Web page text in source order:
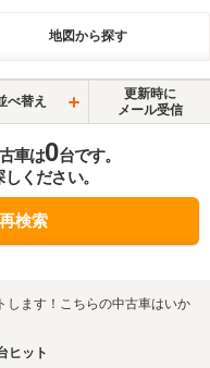
地図から探す
べ替え
更新時に
メール受信
車は0台です。
ください。
検索
します！こちらの中古車はいか
ヒット